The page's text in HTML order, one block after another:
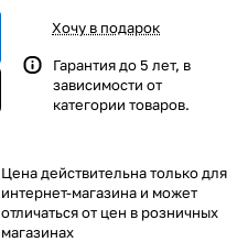
Хочу в подарок
Гарантия до 5 лет, в
зависимости от
категории товаров.
Цена действительна только для
интернет-магазина и может
отличаться от цен в розничных
магазинах